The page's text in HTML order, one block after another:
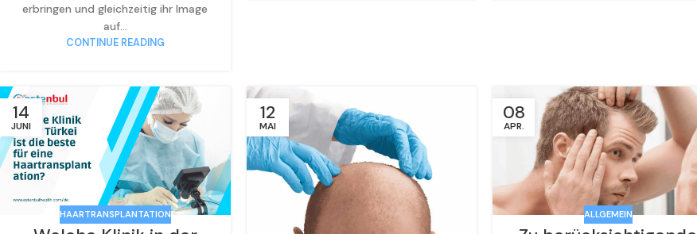
erbringen und gleichzeitig ihr Image
auf...
CONTINUE READING
14
JUNI
HAARTRANSPLANTATION
12
MAI
08
APR.
ALLGEMEIN